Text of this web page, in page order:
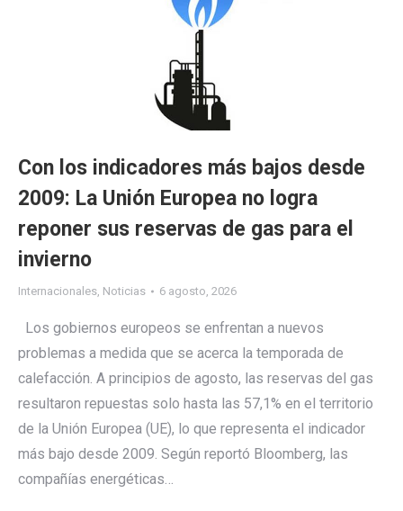
Con los indicadores más bajos desde
2009: La Unión Europea no logra
reponer sus reservas de gas para el
invierno
Internacionales, Noticias 6 agosto, 2026
Los gobiernos europeos se enfrentan a nuevos
problemas a medida que se acerca la temporada de
calefacción. A principios de agosto, las reservas del gas
resultaron repuestas solo hasta las 57,1% en el territorio
de la Unión Europea (UE), lo que representa el indicador
más bajo desde 2009. Según reportó Bloomberg, las
compañías energéticas…